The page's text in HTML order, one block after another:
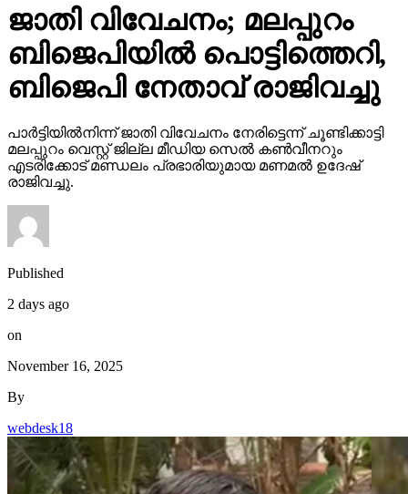
ജാതി വിവേചനം; മലപ്പുറം
ബിജെപിയില്‍ പൊട്ടിത്തെറി,
ബിജെപി നേതാവ് രാജിവച്ചു
പാര്‍ട്ടിയില്‍നിന്ന് ജാതി വിവേചനം നേരിട്ടെന്ന് ചൂണ്ടിക്കാട്ടി
മലപ്പുറം വെസ്റ്റ് ജില്ല മീഡിയ സെല്‍ കണ്‍വീനറും
എടരിക്കോട് മണ്ഡലം പ്രഭാരിയുമായ മണമല്‍ ഉദേഷ്
രാജിവച്ചു.
Published
2 days ago
on
November 16, 2025
By
webdesk18